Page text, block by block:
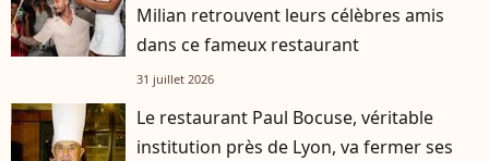
Milian retrouvent leurs célèbres amis
dans ce fameux restaurant
31 juillet 2026
Le restaurant Paul Bocuse, véritable
institution près de Lyon, va fermer ses